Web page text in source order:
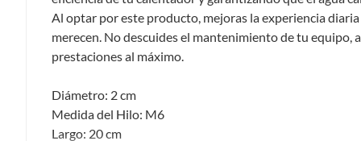
Productos digitales que se entregan a través de una
programas para el computador.
Productos que han sido informados como
Pinturas de un color a solicitud.
Al optar por este producto, mejoras la experiencia
merecen. No descuides el mantenimiento de tu
prestaciones al máximo.
Diámetro: 2 cm
Medida del Hilo: M6
Largo: 20 cm